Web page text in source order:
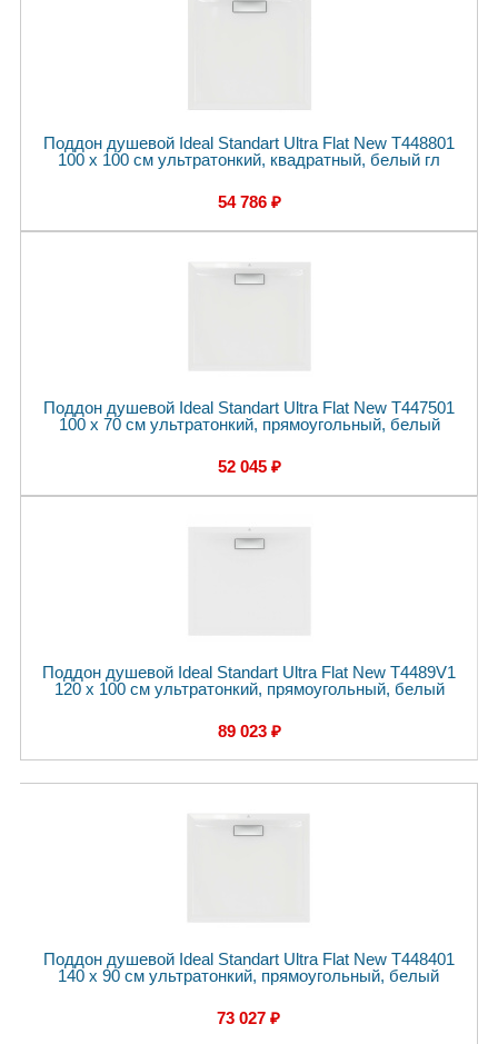
Поддон душевой Ideal Standart Ultra Flat New T448801
100 x 100 см ультратонкий, квадратный, белый гл
54 786 ₽
Поддон душевой Ideal Standart Ultra Flat New T447501
100 x 70 см ультратонкий, прямоугольный, белый
52 045 ₽
Поддон душевой Ideal Standart Ultra Flat New T4489V1
120 x 100 см ультратонкий, прямоугольный, белый
89 023 ₽
Поддон душевой Ideal Standart Ultra Flat New T448401
140 x 90 см ультратонкий, прямоугольный, белый
73 027 ₽